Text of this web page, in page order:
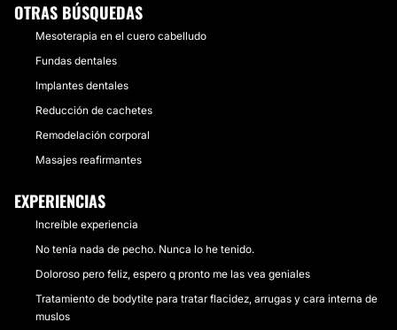
OTRAS BÚSQUEDAS
Mesoterapia en el cuero cabelludo
Fundas dentales
Implantes dentales
Reducción de cachetes
Remodelación corporal
Masajes reafirmantes
EXPERIENCIAS
Increíble experiencia
No tenía nada de pecho. Nunca lo he tenido.
Doloroso pero feliz, espero q pronto me las vea geniales
Tratamiento de bodytite para tratar flacidez, arrugas y cara interna de
muslos